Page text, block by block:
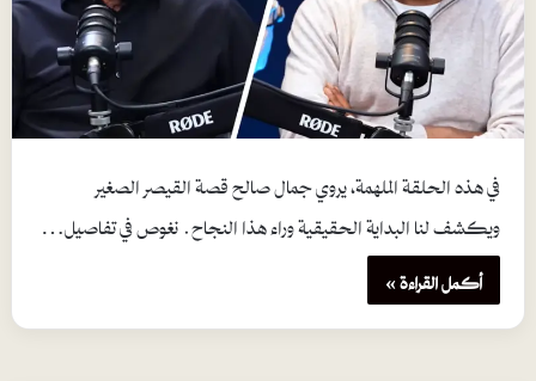
في هذه الحلقة الملهمة، يروي جمال صالح قصة القيصر الصغير
ويكشف لنا البداية الحقيقية وراء هذا النجاح. نغوص في تفاصيل…
أكمل القراءة »